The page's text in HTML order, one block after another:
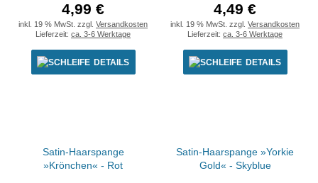
4,99 €
inkl. 19 % MwSt. zzgl. Versandkosten
Lieferzeit: ca. 3-6 Werktage
DETAILS
4,49 €
inkl. 19 % MwSt. zzgl. Versandkosten
Lieferzeit: ca. 3-6 Werktage
DETAILS
Satin-Haarspange
»Krönchen« - Rot
Satin-Haarspange »Yorkie
Gold« - Skyblue